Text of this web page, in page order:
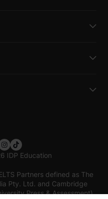
IDP Education
Partners defined as The
Pty. Ltd. and Cambridge
Press & Assessment)